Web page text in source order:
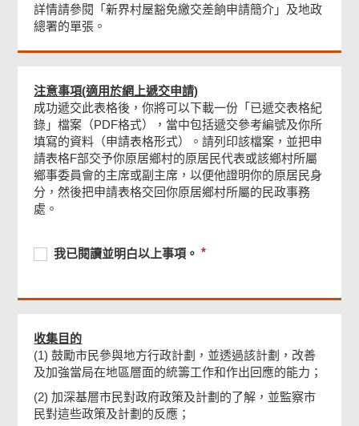
C 部 ─ 住用情況
E 部 ─ 申請人的聲明
申請人簽署
詳情請參閱「新界村屋豁免繳交差餉申請簡介」及地政
總署的單張。
注意事項(適用於網上遞交申請)
成功遞交此表格後，你將可以下載一份「已遞交表格紀
錄」檔案（PDF格式），當中包括遞交參考編號及你所
填寫的資料（申請表格形式）。請列印該檔案，並把申
請表格F部交予你原居鄉村的原居民代表或該鄉村所屬
鄉事委員會的主席或副主席，以便他證明你的原居民身
分，然後把申請表格交回你原居鄉村所屬的民政事務
處。
我
讀
明
白
以
事
項。
必
供
我已閱讀並明白以上事項。
必
供
收集目的
(1) 鼓勵市民參與地方行政計劃，並透過該計劃，改善
及加強當局在地區層面的統籌工作和作出回應的能力；
(2) 加深基層市民對政府政策及計劃的了解，並監察市
民對這些政策及計劃的反應；